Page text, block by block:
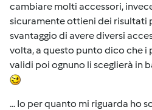
cambiare molti accessori,
sicuramente ottieni dei risultati
svantaggio di avere diversi
volta, a questo punto dico che
validi poi ognuno li sceglierà in
... Io per quanto mi riguarda ho